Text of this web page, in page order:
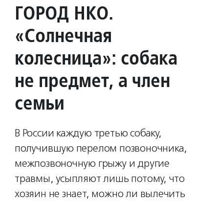
ГОРОД НКО.
«Солнечная
колесница»: собака
не предмет, а член
семьи
В России каждую третью собаку,
получившую перелом позвоночника,
межпозвоночную грыжу и другие
травмы, усыпляют лишь потому, что
хозяин не знает, можно ли вылечить